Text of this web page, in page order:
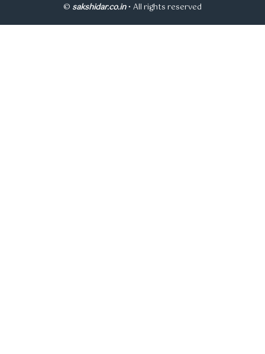
© sakshidar.co.in• All rights reserved